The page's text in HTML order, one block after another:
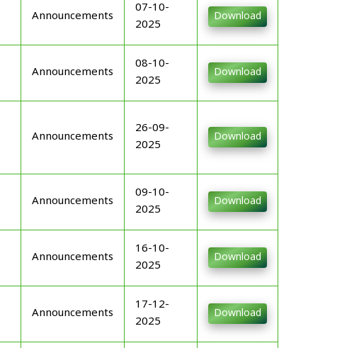
Announcements
07-10-
2025
Download
Announcements
08-10-
2025
Download
Announcements
26-09-
2025
Download
Announcements
09-10-
2025
Download
Announcements
16-10-
2025
Download
Announcements
17-12-
2025
Download